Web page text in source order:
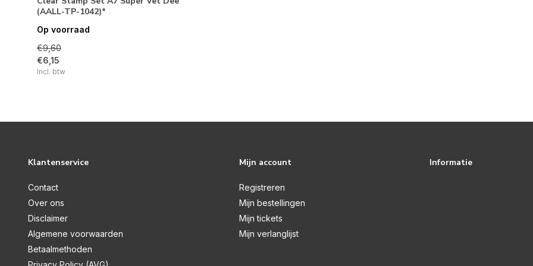
(AALL-TP-1042)*
Op voorraad
€9,60
€6,15
Incl. btw
Klantenservice
Contact
Over ons
Disclaimer
Algemene voorwaarden
Betaalmethoden
Mijn account
Registreren
Mijn bestellingen
Mijn tickets
Mijn verlanglijst
Informatie